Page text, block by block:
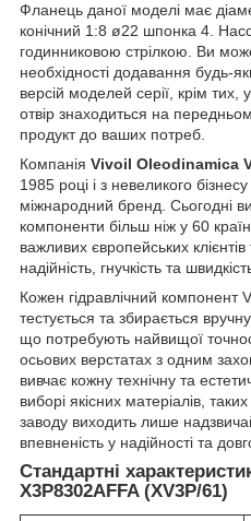
Фланець даної моделі має
конічний 1:8 ø22 шпонка 4.
годинниковою стрілкою. Ви
необхідності додавання будь-
версій моделей серії, крім
отвір знаходиться на
продукт до ваших потреб.
Компанія Vivoil Oleodinamica
1985 році і з невеликого
міжнародний бренд. Сьогодні
компоненти більш ніж у 60
важливих європейських
надійність, гнучкість та
Кожен гідравлічний компонент
тестується та збирається
що потребують найвищої
осьових верстатах з одним
вивчає кожну технічну та
виборі якісних матеріалів,
заводу виходить лише
впевненість у надійності та
Стандартні
X3P8302AFFA (XV3P/61)